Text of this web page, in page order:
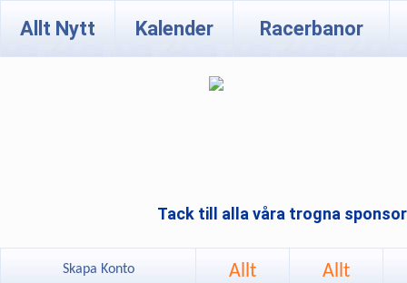
Allt Nytt Kalender Racerbanor
Tack till alla våra trogna
Skapa Konto
Allt
Allt